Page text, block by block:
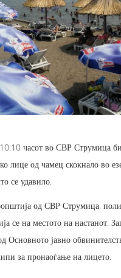
часот во СВР Струмица
лице од чамец скокнало во
се удавило.
од СВР Струмица,
се на местото на настанот.
Основното јавно
за пронаоѓање на лицето.